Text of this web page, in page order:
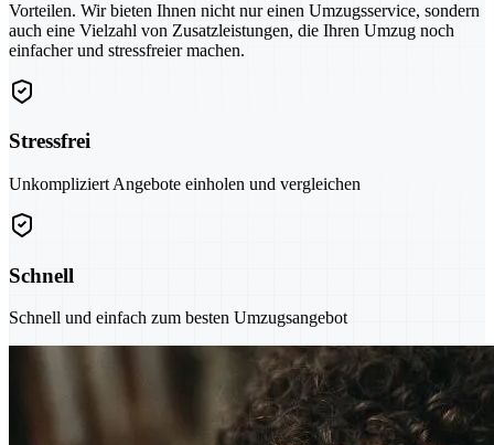
Vorteilen. Wir bieten Ihnen nicht nur einen Umzugsservice, sondern
auch eine Vielzahl von Zusatzleistungen, die Ihren Umzug noch
einfacher und stressfreier machen.
Stressfrei
Unkompliziert Angebote einholen und vergleichen
Schnell
Schnell und einfach zum besten Umzugsangebot